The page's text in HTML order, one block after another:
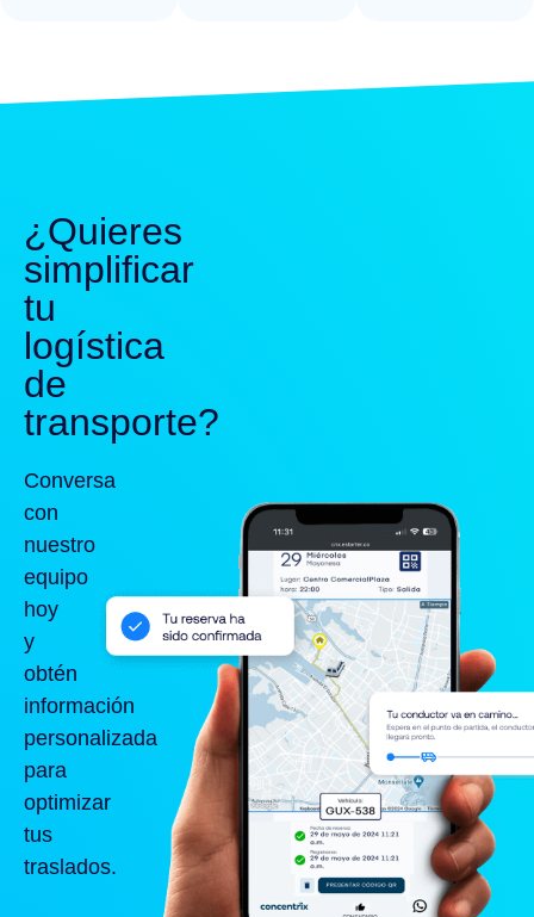
¿Quieres
simplificar
tu
logística
de
transporte?
Conversa
con
nuestro
equipo
hoy
y
obtén
información
personalizada
para
optimizar
tus
traslados.